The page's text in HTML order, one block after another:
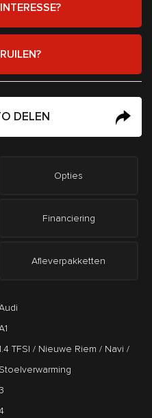
DELEN
Opties
Financiering
Afleverpakketten
TFSI / Nieuwe Riem / Navi /
Stoelverwarming